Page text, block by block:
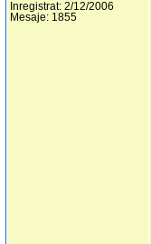
Inregistrat: 2/12/2006
Mesaje: 1855